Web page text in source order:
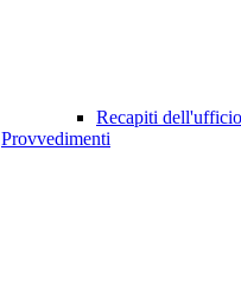
Recapiti
Provvedimenti